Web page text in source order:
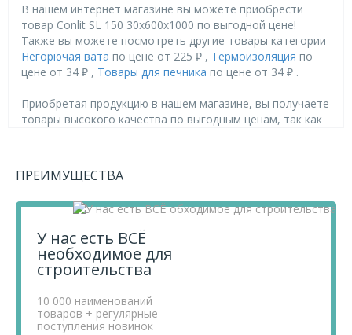
В нашем интернет магазине вы можете приобрести
товар Conlit SL 150 30x600x1000 по выгодной цене!
Также вы можете посмотреть другие товары категории
Негорючая вата по цене от 225 ₽ , Термоизоляция по
цене от 34 ₽ , Товары для печника по цене от 34 ₽ .
Приобретая продукцию в нашем магазине, вы получаете
товары высокого качества по выгодным ценам, так как
Чтобы купить товар Conlit SL 150 30x600x1000,
Если у вас остались вопросы, вы можете задать их по
+7 812 740 68 02
сайте.
ПРЕИМУЩЕСТВА
У нас есть ВСЁ
необходимое для
строительства
10 000 наименований
товаров + регулярные
поступления новинок